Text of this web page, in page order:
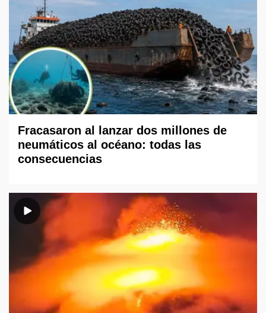
Fracasaron al lanzar dos millones de
neumáticos al océano: todas las
consecuencias